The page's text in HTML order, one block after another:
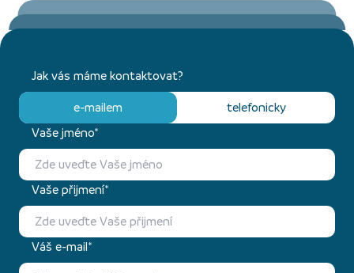
Jak vás máme kontaktovat?
e-mailem
telefonicky
Vaše jméno*
Vaše přijmení*
Váš e-mail*